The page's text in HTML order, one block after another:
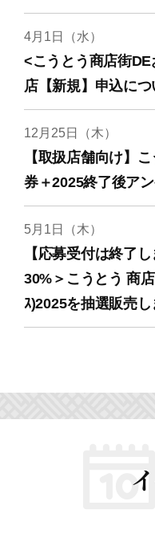
4月1日（水）
<こうとう商店街
店【新規】申込につ
12月25日（木）
【取扱店舗向け】
券＋2025終了後ア
5月1日（木）
【応募受付は終了
30%＞こうとう 商
ｽ)2025を抽選販売し